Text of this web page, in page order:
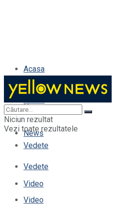
Acasa
News
Vedete
Video
News
Vedete
Video
Niciun rezultat
Vezi toate rezultatele